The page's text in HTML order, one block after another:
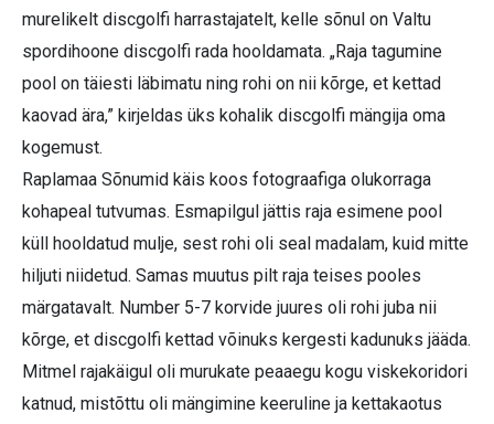
murelikelt discgolfi harrastajatelt, kelle sõnul on Valtu
spordihoone discgolfi rada hooldamata. „Raja tagumine
pool on täiesti läbimatu ning rohi on nii kõrge, et kettad
kaovad ära,” kirjeldas üks kohalik discgolfi mängija oma
kogemust.
Raplamaa Sõnumid käis koos fotograafiga olukorraga
kohapeal tutvumas. Esmapilgul jättis raja esimene pool
küll hooldatud mulje, sest rohi oli seal madalam, kuid mitte
hiljuti niidetud. Samas muutus pilt raja teises pooles
märgatavalt. Number 5-7 korvide juures oli rohi juba nii
kõrge, et discgolfi kettad võinuks kergesti kadunuks jääda.
Mitmel rajakäigul oli murukate peaaegu kogu viskekoridori
katnud, mistõttu oli mängimine keeruline ja kettakaotus